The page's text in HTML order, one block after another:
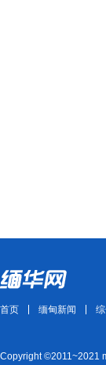
首页 缅甸新闻
Copyright ©2011~2021